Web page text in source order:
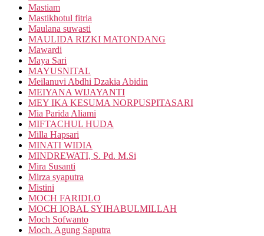
Mastiam
Mastikhotul fitria
Maulana suwasti
MAULIDA RIZKI MATONDANG
Mawardi
Maya Sari
MAYUSNITAL
Meilanuvi Abdhi Dzakia Abidin
MEIYANA WIJAYANTI
MEY IKA KESUMA NORPUSPITASARI
Mia Parida Aliami
MIFTACHUL HUDA
Milla Hapsari
MINATI WIDIA
MINDREWATI, S. Pd. M.Si
Mira Susanti
Mirza syaputra
Mistini
MOCH FARIDLO
MOCH IQBAL SYIHABULMILLAH
Moch Sofwanto
Moch. Agung Saputra